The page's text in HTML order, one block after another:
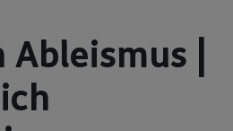
|